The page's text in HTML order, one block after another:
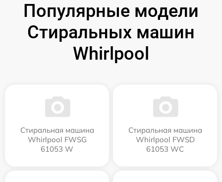
Популярные модели
Стиральных машин
Whirlpool
Стиральная машина
Whirlpool FWSG
61053 W
Стиральная машина
Whirlpool FWSD
61053 WC